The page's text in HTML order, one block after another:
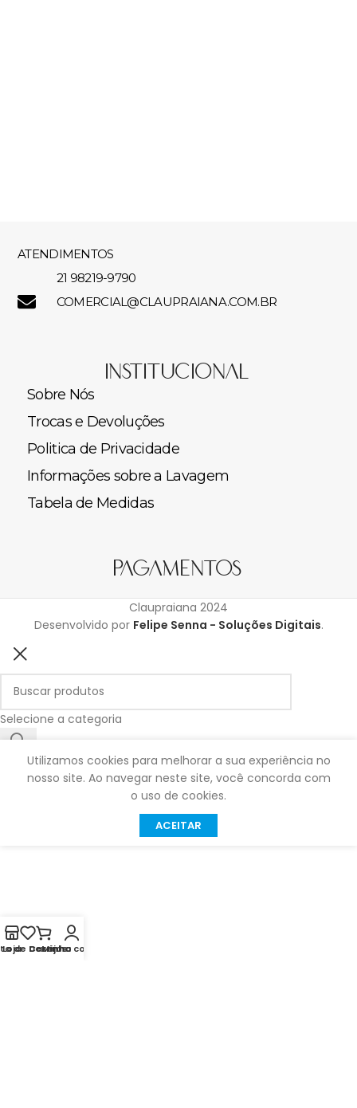
ATENDIMENTOS
21 98219-9790
COMERCIAL@CLAUPRAIANA.COM.BR
Institucional
Sobre Nós
Trocas e Devoluções
Politica de Privacidade
Informações sobre a Lavagem
Tabela de Medidas
Pagamentos
Claupraiana 2024
Desenvolvido por Felipe Senna - Soluções Digitais.
Selecione a categoria
Lojade Desejos
Carrinho
Minha conta
Utilizamos cookies para melhorar a sua experiência no
nosso site. Ao navegar neste site, você concorda com
o uso de cookies.
ACEITAR